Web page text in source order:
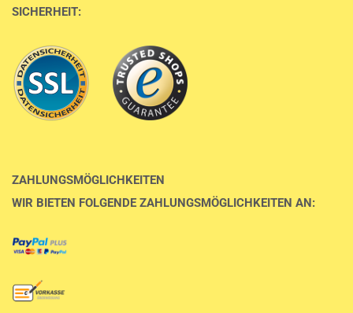
SICHERHEIT:
ZAHLUNGSMÖGLICHKEITEN
WIR BIETEN FOLGENDE ZAHLUNGSMÖGLICHKEITEN AN: